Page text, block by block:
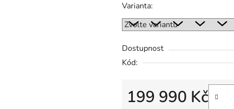
Varianta:
Dostupnost
Kód:
199 990 Kč